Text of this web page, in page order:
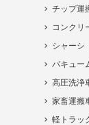
チップ運
コンクリ
シャーシ
バキュー
高圧洗浄
家畜運搬
軽トラッ